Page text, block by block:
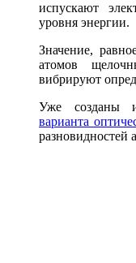
испускают
уровня энергии.
Значение,
атомов
вибрируют
Уже созданы
варианта
разновидностей